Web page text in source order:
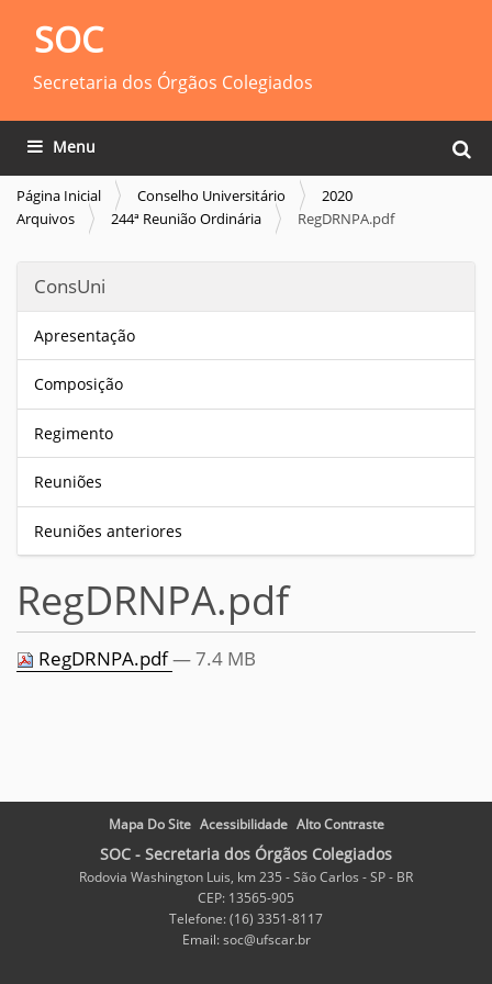
SOC
Secretaria dos Órgãos Colegiados
Busca
Toggle navigation
Página Inicial Conselho Universitário
2020
Arquivos
244ª Reunião Ordinária RegDRNPA.pdf
ConsUni
Apresentação
Composição
Regimento
Reuniões
Reuniões anteriores
RegDRNPA.pdf
RegDRNPA.pdf— 7.4 MB
Mapa Do Site Acessibilidade Alto Contraste
SOC - Secretaria dos Órgãos Colegiados
Rodovia Washington Luis, km 235 - São Carlos - SP - BR
CEP: 13565-905
Telefone: (16) 3351-8117
Email: soc@ufscar.br